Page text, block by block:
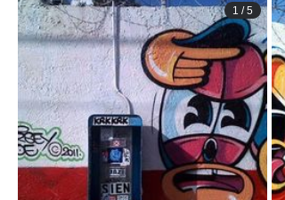
1 /5